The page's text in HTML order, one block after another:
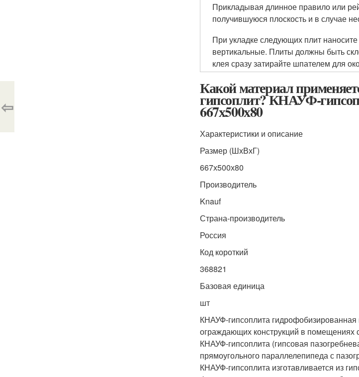
Прикладывая длинное правило или
получившуюся плоскость и в случае
При укладке следующих плит
вертикальные. Плиты должны быть
клея сразу затирайте шпателем для
Какой материал
гипсоплит? КНАУФ-
667х500х80
Характеристики и описание
Размер (ШхВхГ)
667х500х80
Производитель
Knauf
Страна-производитель
Россия
Код короткий
368821
Базовая единица
шт
КНАУФ-гипсоплита гидрофобизированная
ограждающих конструкций в
КНАУФ-гипсоплита (гипсовая
прямоугольного параллелепипеда с
КНАУФ-гипсоплита изготавливается из
⇦